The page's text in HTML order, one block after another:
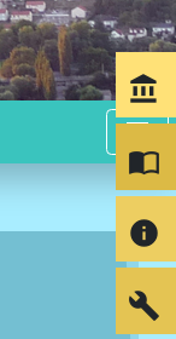
menu
account_balance
import_contacts
info
build